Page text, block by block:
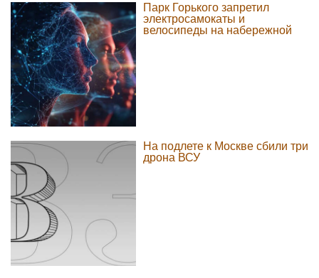
Парк Горького запретил
электросамокаты и
велосипеды на набережной
На подлете к Москве сбили три
дрона ВСУ